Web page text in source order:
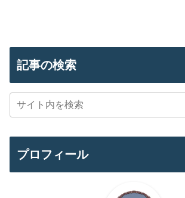
記事の検索
プロフィール